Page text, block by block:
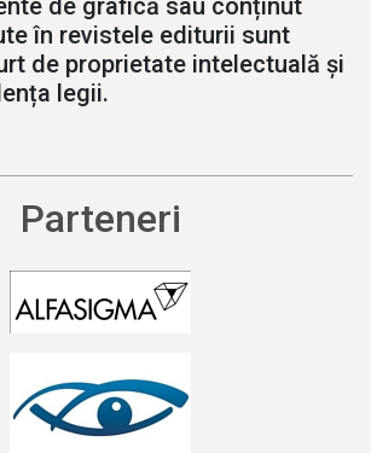
în revistele editurii sunt
de proprietate intelectuală și
legii.
Parteneri